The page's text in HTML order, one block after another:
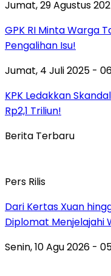
Jumat, 29 Agustus
GPK RI Minta Warga
Pengalihan Isu!
Jumat, 4 Juli 2025 -
KPK Ledakkan
Rp2,1 Triliun!
Berita Terbaru
Pers Rilis
Dari Kertas Xuan
Diplomat Menjelajahi
Senin, 10 Agu 2026 -